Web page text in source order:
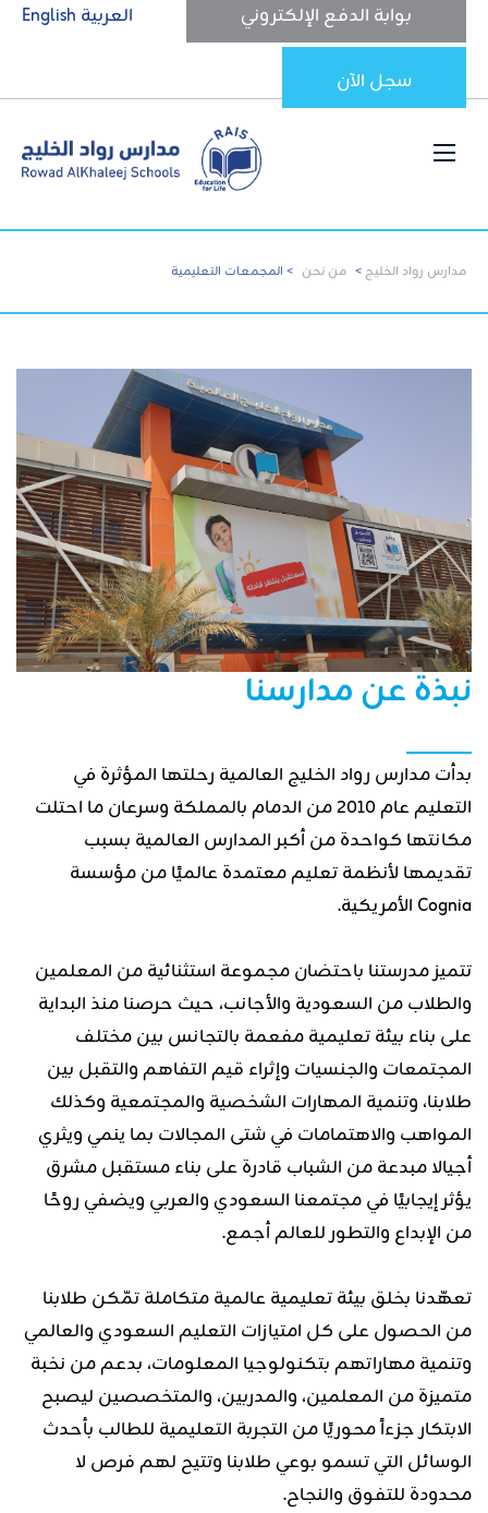
بوابة الدفع الإلكتروني
سجل الآن
العربية English
مدارس رواد الخليج > من نحن > المجمعات التعليمية
نبذة عن مدارسنا
بدأت مدارس رواد الخليج العالمية رحلتها المؤثرة في
التعليم عام ٢٠١٠ من الدمام بالمملكة وسرعان ما احتلت
مكانتها كواحدة من أكبر المدارس العالمية بسبب
تقديمها لأنظمة تعليم معتمدة عالميًا من مؤسسة
Cognia الأمريكية.
تتميز مدرستنا باحتضان مجموعة استثنائية من المعلمين
والطلاب من السعودية والأجانب، حيث حرصنا منذ البداية
على بناء بيئة تعليمية مفعمة بالتجانس بين مختلف
المجتمعات والجنسيات وإثراء قيم التفاهم والتقبل بين
طلابنا، وتنمية المهارات الشخصية والمجتمعية وكذلك
المواهب والاهتمامات في شتى المجالات بما ينمي ويثري
أجيالا مبدعة من الشباب قادرة على بناء مستقبل مشرق
يؤثر إيجابيًا في مجتمعنا السعودي والعربي ويضفي روحًا
من الإبداع والتطور للعالم أجمع.
تعهّدنا بخلق بيئة تعليمية عالمية متكاملة تمّكن طلابنا
من الحصول على كل امتيازات التعليم السعودي والعالمي
وتنمية مهاراتهم بتكنولوجيا المعلومات، بدعم من نخبة
متميزة من المعلمين، والمدربين، والمتخصصين ليصبح
الابتكار جزءاً محوريًا من التجربة التعليمية للطالب بأحدث
الوسائل التي تسمو بوعي طلابنا وتتيح لهم فرص لا
محدودة للتفوق والنجاح.